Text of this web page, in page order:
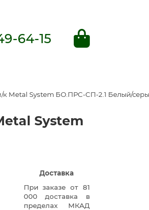
64-15
Metal System БО.ПРС-СП-2.1 Белый/
System
Доставка
При заказе от 81
000 доставка в
пределах МКАД